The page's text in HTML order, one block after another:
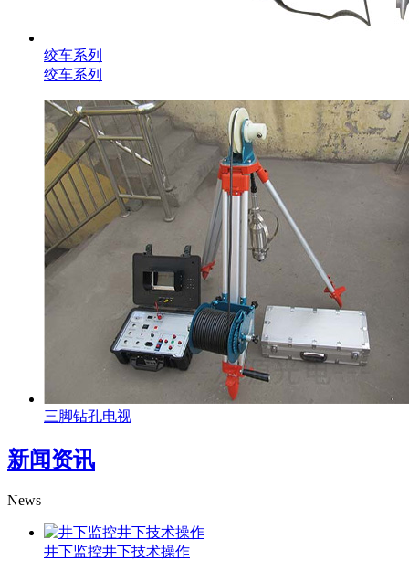
绞车系列
绞车系列
三脚钻孔电视
新闻资讯
News
井下监控井下技术操作